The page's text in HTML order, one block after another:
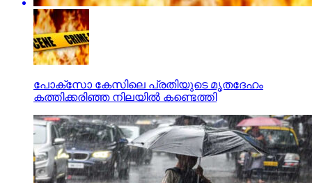
പോക്‌സോ കേസിലെ പ്രതിയുടെ മൃതദേഹം
കത്തിക്കരിഞ്ഞ നിലയില്‍ കണ്ടെത്തി